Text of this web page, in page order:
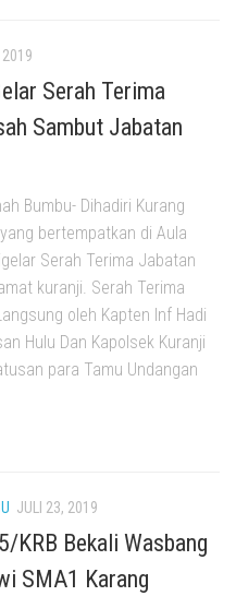
2019
Serah Terima
Sambut Jabatan
Bumbu- Dihadiri Kurang
bertempatkan di Aula
Serah Terima Jabatan
kuranji. Serah Terima
oleh Kapten Inf Hadi
Hulu Dan Kapolsek Kuranji
para Tamu Undangan
JULI 23, 2019
KRB Bekali Wasbang
SMA1 Karang